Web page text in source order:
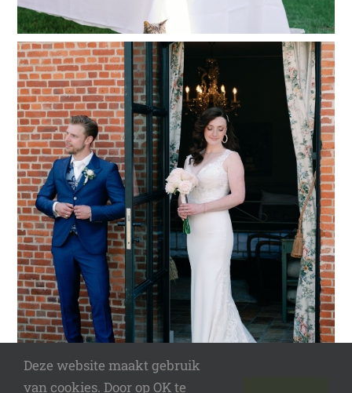
Deze website maakt gebruik
van cookies. Door op OK te